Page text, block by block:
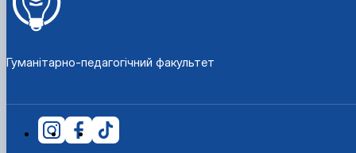
Гуманітарно-педагогічний факультет